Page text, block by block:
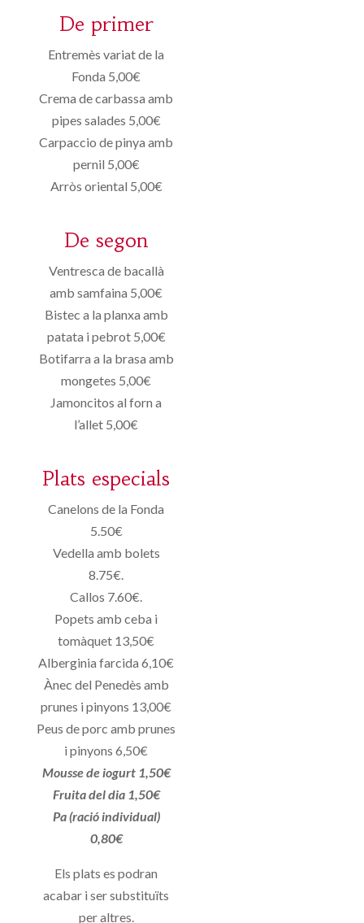
De primer
Entremès variat de la
Fonda 5,00€
Crema de carbassa amb
pipes salades 5,00€
Carpaccio de pinya amb
pernil 5,00€
Arròs oriental 5,00€
De segon
Ventresca de bacallà
amb samfaina 5,00€
Bistec a la planxa amb
patata i pebrot 5,00€
Botifarra a la brasa amb
mongetes 5,00€
Jamoncitos al forn a
l’allet 5,00€
Plats especials
Canelons de la Fonda
5.50€
Vedella amb bolets
8.75€.
Callos 7.60€.
Popets amb ceba i
tomàquet 13,50€
Alberginia farcida 6,10€
Ànec del Penedès amb
prunes i pinyons 13,00€
Peus de porc amb prunes
i pinyons 6,50€
Mousse de iogurt 1,50€
Fruita del dia 1,50€
Pa (ració individual)
0,80€
Els plats es podran
acabar i ser substituïts
per altres.